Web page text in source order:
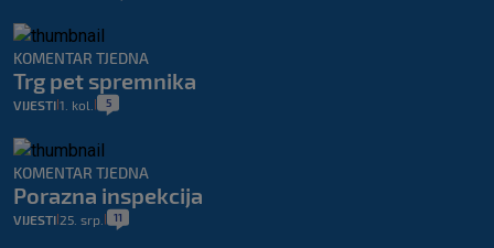
KOMENTAR TJEDNA
Trg pet spremnika
VIJESTI 1. kol. 5
KOMENTAR TJEDNA
Porazna inspekcija
VIJESTI 25. srp. 11